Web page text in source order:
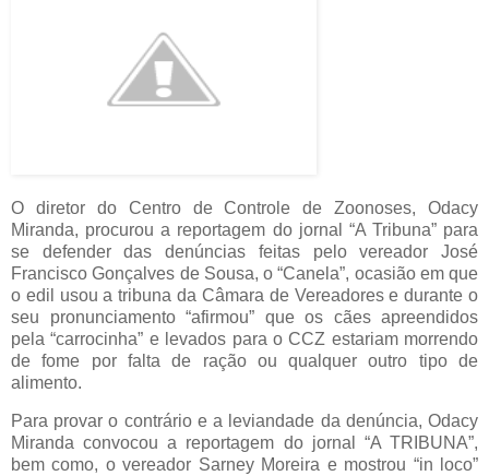
O diretor do Centro de Controle de Zoonoses, Odacy
Miranda, procurou a reportagem do jornal “A Tribuna” para
se defender das denúncias feitas pelo vereador José
Francisco Gonçalves de Sousa, o “Canela”, ocasião em que
o edil usou a tribuna da Câmara de Vereadores e durante o
seu pronunciamento “afirmou” que os cães apreendidos
pela “carrocinha” e levados para o CCZ estariam morrendo
de fome por falta de ração ou qualquer outro tipo de
alimento.
Para provar o contrário e a leviandade da denúncia, Odacy
Miranda convocou a reportagem do jornal “A TRIBUNA”,
bem como, o vereador Sarney Moreira e mostrou “in loco”